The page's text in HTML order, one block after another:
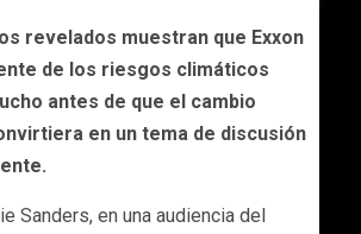
revelados muestran que Exxon
de los riesgos climáticos
antes de que el cambio
en un tema de discusión
Sanders, en una audiencia del